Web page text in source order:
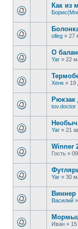
Как из
olleg » 27
О
Yar » 22
Хенк » 19
Рюкзак
tov.doctor
Yar » 21
Winner
Гость »
Yar » 30
Василий »
Иван »